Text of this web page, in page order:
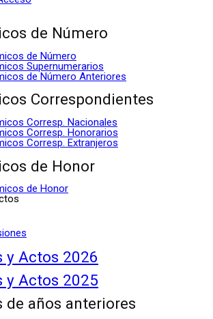
de Número
de Número
Supernumerarios
de Número Anteriores
Correspondientes
Corresp. Nacionales
Corresp. Honorarios
Corresp. Extranjeros
de Honor
de Honor
y Actos 2026
y Actos 2025
de años anteriores